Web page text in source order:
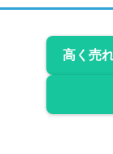
高く売